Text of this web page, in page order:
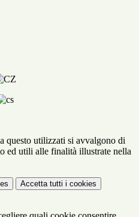
questo utilizzati si avvalgono di
ed utili alle finalità illustrate nella
Accetta tutti i cookies